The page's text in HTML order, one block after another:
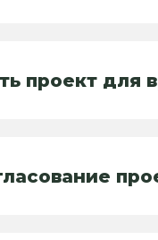
проект для